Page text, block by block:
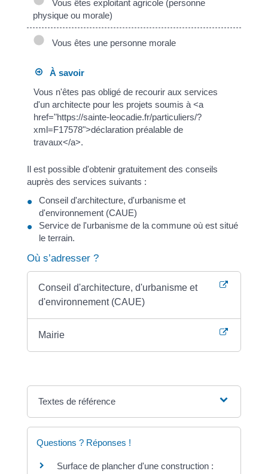
Vous êtes exploitant agricole (personne
physique ou morale)
Vous êtes une personne morale
À savoir
Vous n'êtes pas obligé de recourir aux services
d'un architecte pour les projets soumis à <a
href="https://sainte-leocadie.fr/particuliers/?
xml=F17578">déclaration préalable de
travaux</a>.
Il est possible d'obtenir gratuitement des conseils
auprès des services suivants :
Conseil d'architecture, d'urbanisme et
d'environnement (CAUE)
Service de l'urbanisme de la commune où est situé
le terrain.
Où s’adresser ?
Conseil d'architecture, d'urbanisme et
d'environnement (CAUE)
Mairie
Textes de référence
Questions ? Réponses !
Surface de plancher d'une construction :